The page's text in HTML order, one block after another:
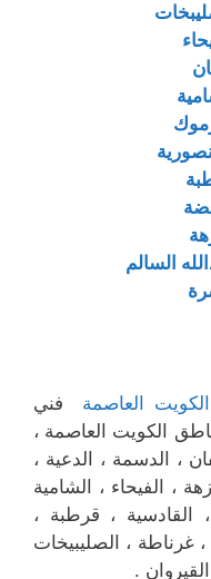
السالم
العاصمة
فني
الكويت العاصمة ،
، الدسمة ، الدعية ،
، الفيحاء ، الشامية
، القادسية ، قرطبة ،
غرناطة ، الصليبيخات
.